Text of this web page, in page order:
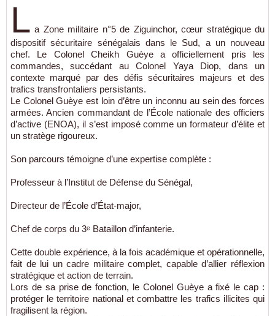
L a Zone militaire n°5 de Ziguinchor, cœur stratégique du
dispositif sécuritaire sénégalais dans le Sud, a un nouveau
chef. Le Colonel Cheikh Guèye a officiellement pris les
commandes, succédant au Colonel Yaya Diop, dans un
contexte marqué par des défis sécuritaires majeurs et des
trafics transfrontaliers persistants.
Le Colonel Guèye est loin d’être un inconnu au sein des forces
armées. Ancien commandant de l’École nationale des officiers
d’active (ENOA), il s’est imposé comme un formateur d’élite et
un stratège rigoureux.
Son parcours témoigne d’une expertise complète :
Professeur à l’Institut de Défense du Sénégal,
Directeur de l’École d’État-major,
Chef de corps du 3ᵉ Bataillon d’infanterie.
Cette double expérience, à la fois académique et opérationnelle,
fait de lui un cadre militaire complet, capable d’allier réflexion
stratégique et action de terrain.
Lors de sa prise de fonction, le Colonel Guèye a fixé le cap :
protéger le territoire national et combattre les trafics illicites qui
fragilisent la région.